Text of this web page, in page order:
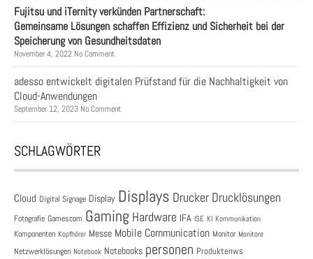
Fujitsu und iTernity verkünden Partnerschaft:
Gemeinsame Lösungen schaffen Effizienz und Sicherheit bei der
Speicherung von Gesundheitsdaten
November 4, 2022 No Comment
adesso entwickelt digitalen Prüfstand für die Nachhaltigkeit von
Cloud-Anwendungen
September 12, 2023 No Comment
SCHLAGWÖRTER
Cloud Digital Signage Display Displays Drucker Drucklösungen
Fotografie Gamescom Gaming Hardware IFA ISE KI Kommunikation
Komponenten Kopfhörer Messe Mobile Communication Monitor Monitore
Netzwerklösungen Notebook Notebooks personen Produktenws